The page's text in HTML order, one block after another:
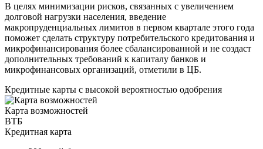
В целях минимизации рисков, связанных с увеличением
долговой нагрузки населения, введение
макропруденциальных лимитов в первом квартале этого года
поможет сделать структуру потребительского кредитования и
микрофинансирования более сбалансированной и не создаст
дополнительных требований к капиталу банков и
микрофинансовых организаций, отметили в ЦБ.
Кредитные карты с высокой вероятностью одобрения
Карта возможностей
ВТБ
Кредитная карта